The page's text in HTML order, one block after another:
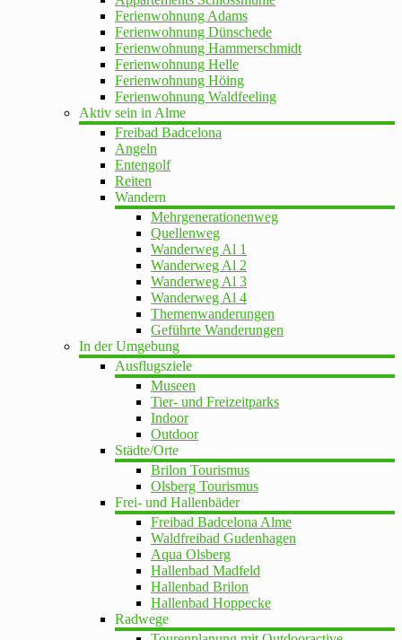
Ferienwohnung Adams
Ferienwohnung Dünschede
Ferienwohnung Hammerschmidt
Ferienwohnung Helle
Ferienwohnung Höing
Ferienwohnung Waldfeeling
Aktiv sein in Alme
Freibad Badcelona
Angeln
Entengolf
Reiten
Wandern
Mehrgenerationenweg
Quellenweg
Wanderweg Al 1
Wanderweg Al 2
Wanderweg Al 3
Wanderweg Al 4
Themenwanderungen
Geführte Wanderungen
In der Umgebung
Ausflugsziele
Museen
Tier- und Freizeitparks
Indoor
Outdoor
Städte/Orte
Brilon Tourismus
Olsberg Tourismus
Frei- und Hallenbäder
Freibad Badcelona Alme
Waldfreibad Gudenhagen
Aqua Olsberg
Hallenbad Madfeld
Hallenbad Brilon
Hallenbad Hoppecke
Radwege